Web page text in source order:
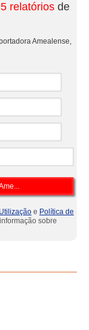
5 relatórios de
Amealense,
e Política de
sobre